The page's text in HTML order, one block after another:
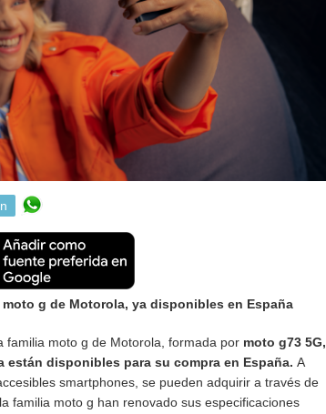
g de Motorola, ya disponibles en España
familia moto g de Motorola, formada pormoto g73 5G,
están disponibles para su compra en España. A
smartphones, se pueden adquirir a través de
familia moto g han renovado sus especificaciones